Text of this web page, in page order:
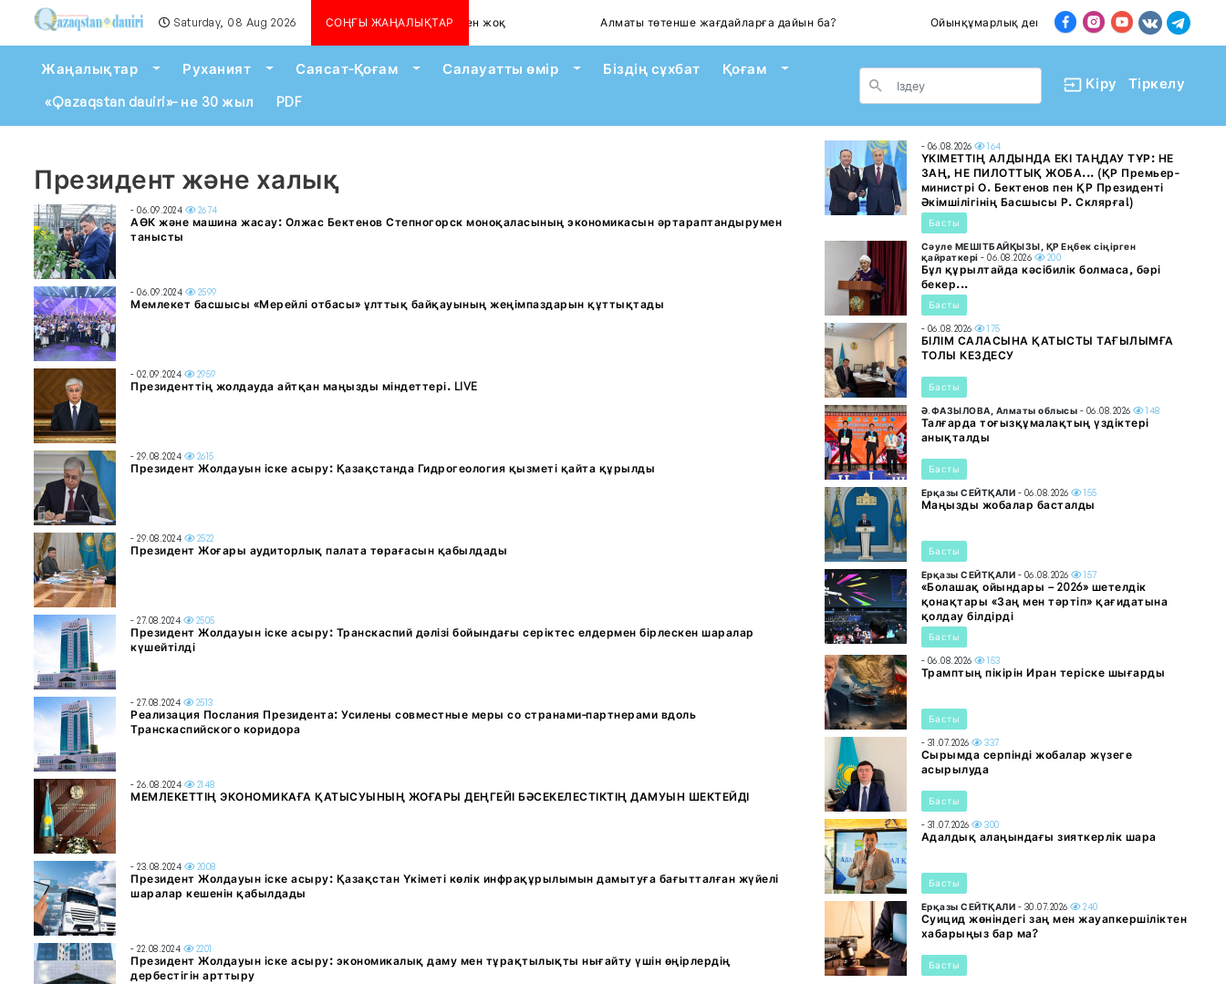
Saturday, 08 Aug 2026 СОҢҒЫ ЖАҢАЛЫҚТАР
Алматыда көшкін қаупі сейілген жоқ Алматы төтенше жағдайларға дайын ба? Ойынқұмарлық дендеп барады Пәтер
Жаңалықтар Toggle Dropdown
Руханият Toggle Dropdown
Саясат-Қоғам Toggle Dropdown
Салауатты өмір Toggle Dropdown
Біздің сұхбат Қоғам
Toggle Dropdown
«Qazaqstan dauiri»- не 30 жыл
PDF
Кіру Тіркелу
Президент және халық
- 06.09.2024 2674
АӨК және машина жасау: Олжас Бектенов Степногорск моноқаласының экономикасын әртараптандырумен
танысты
- 06.09.2024 2599
Мемлекет басшысы «Мерейлі отбасы» ұлттық байқауының жеңімпаздарын құттықтады
- 02.09.2024 2959
Президенттің жолдауда айтқан маңызды міндеттері. LIVE
- 29.08.2024 2615
Президент Жолдауын іске асыру: Қазақстанда Гидрогеология қызметі қайта құрылды
- 29.08.2024 2522
Президент Жоғары аудиторлық палата төрағасын қабылдады
- 27.08.2024 2505
Президент Жолдауын іске асыру: Транскаспий дәлізі бойындағы серіктес елдермен бірлескен шаралар
күшейтілді
- 27.08.2024 2513
Реализация Послания Президента: Усилены совместные меры со странами-партнерами вдоль
Транскаспийского коридора
- 26.08.2024 2148
МЕМЛЕКЕТТІҢ ЭКОНОМИКАҒА ҚАТЫСУЫНЫҢ ЖОҒАРЫ ДЕҢГЕЙІ БӘСЕКЕЛЕСТІКТІҢ ДАМУЫН ШЕКТЕЙДІ
- 23.08.2024 2008
Президент Жолдауын іске асыру: Қазақстан Үкіметі көлік инфрақұрылымын дамытуға бағытталған жүйелі
шаралар кешенін қабылдады
- 22.08.2024 2201
Президент Жолдауын іске асыру: экономикалық даму мен тұрақтылықты нығайту үшін өңірлердің
дербестігін арттыру
- 06.08.2026 164
ҮКІМЕТТІҢ АЛДЫНДА ЕКІ ТАҢДАУ ТҰР: НЕ
ЗАҢ, НЕ ПИЛОТТЫҚ ЖОБА... (ҚР Премьер-
министрі О. Бектенов пен ҚР Президенті
Әкімшілігінің Басшысы Р. Склярға!)
Басты
Сәуле МЕШІТБАЙҚЫЗЫ, ҚР Еңбек сіңірген
қайраткері - 06.08.2026 200
Бұл құрылтайда кәсібилік болмаса, бәрі
бекер...
Басты
- 06.08.2026 175
БІЛІМ САЛАСЫНА ҚАТЫСТЫ ТАҒЫЛЫМҒА
ТОЛЫ КЕЗДЕСУ
Басты
Ә.ФАЗЫЛОВА, Алматы облысы - 06.08.2026 148
Талғарда тоғызқұмалақтың үздіктері
анықталды
Басты
Ерқазы СЕЙТҚАЛИ - 06.08.2026 155
Маңызды жобалар басталды
Басты
Ерқазы СЕЙТҚАЛИ - 06.08.2026 157
«Болашақ ойындары – 2026» шетелдік
қонақтары «Заң мен тәртіп» қағидатына
қолдау білдірді
Басты
- 06.08.2026 153
Трамптың пікірін Иран теріске шығарды
Басты
- 31.07.2026 337
Сырымда серпінді жобалар жүзеге
асырылуда
Басты
- 31.07.2026 300
Адалдық алаңындағы зияткерлік шара
Басты
Ерқазы СЕЙТҚАЛИ - 30.07.2026 240
Суицид жөніндегі заң мен жауапкершіліктен
хабарыңыз бар ма?
Басты